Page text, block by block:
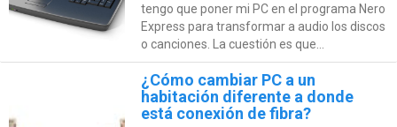
tengo que poner mi PC en el programa Nero
Express para transformar a audio los discos
o canciones. La cuestión es que...
¿Cómo cambiar PC a un
habitación diferente a donde
está conexión de fibra?